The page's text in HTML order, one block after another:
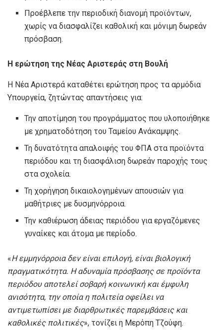
Προέβλεπε την περιοδική διανομή προϊόντων,
χωρίς να διασφαλίζει καθολική και μόνιμη δωρεάν
πρόσβαση.
Η ερώτηση της Νέας Αριστεράς στη Βουλή
Η Νέα Αριστερά καταθέτει ερώτηση προς τα αρμόδια
Υπουργεία, ζητώντας απαντήσεις για:
Την αποτίμηση του προγράμματος που υλοποιήθηκε
με χρηματοδότηση του Ταμείου Ανάκαμψης.
Τη δυνατότητα απαλοιφής του ΦΠΑ στα προϊόντα
περιόδου και τη διασφάλιση δωρεάν παροχής τους
στα σχολεία.
Τη χορήγηση δικαιολογημένων απουσιών για
μαθήτριες με δυσμηνόρροια.
Την καθιέρωση άδειας περιόδου για εργαζόμενες
γυναίκες και άτομα με περίοδο.
«Η εμμηνόρροια δεν είναι επιλογή, είναι βιολογική
πραγματικότητα. Η αδυναμία πρόσβασης σε προϊόντα
περιόδου αποτελεί σοβαρή κοινωνική και έμφυλη
ανισότητα, την οποία η πολιτεία οφείλει να
αντιμετωπίσει με διαρθρωτικές παρεμβάσεις και
καθολικές πολιτικές», τονίζει η Μερόπη Τζούφη.